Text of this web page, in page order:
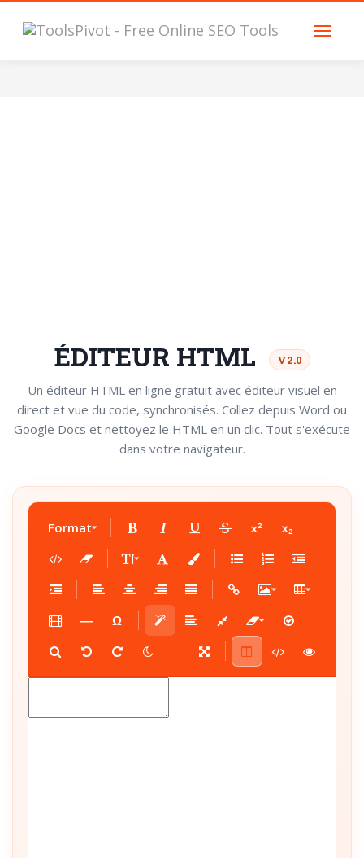
ÉDITEUR HTML V2.0
Un éditeur HTML en ligne gratuit avec éditeur visuel en
direct et vue du code, synchronisés. Collez depuis Word ou
Google Docs et nettoyez le HTML en un clic. Tout s'exécute
dans votre navigateur.
Format
― Ω